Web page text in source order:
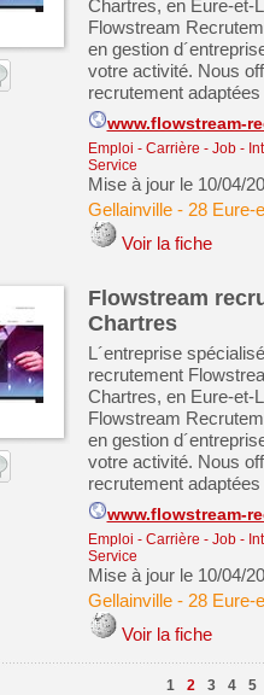
Chartres, en Eure-et-
Flowstream
en gestion
votre activité. Nous
recrutement
www.flowstream-
Emploi - Carrière - Job -
Service
Mise à jour le 10/04/
Gellainville- 28 Eure-
Voir la fiche
Flowstream
Chartres
L´entreprise
recrutement
Chartres, en Eure-et-
Flowstream
en gestion
votre activité. Nous
recrutement
www.flowstream-
Emploi - Carrière - Job -
Service
Mise à jour le 10/04/
Gellainville- 28 Eure-
Voir la fiche
1 2 3 4 5